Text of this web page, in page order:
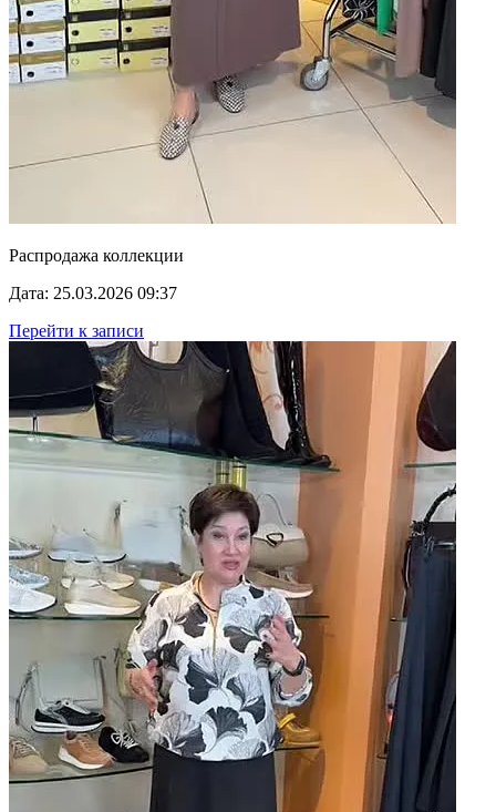
Распродажа коллекции
Дата: 25.03.2026 09:37
Перейти к записи